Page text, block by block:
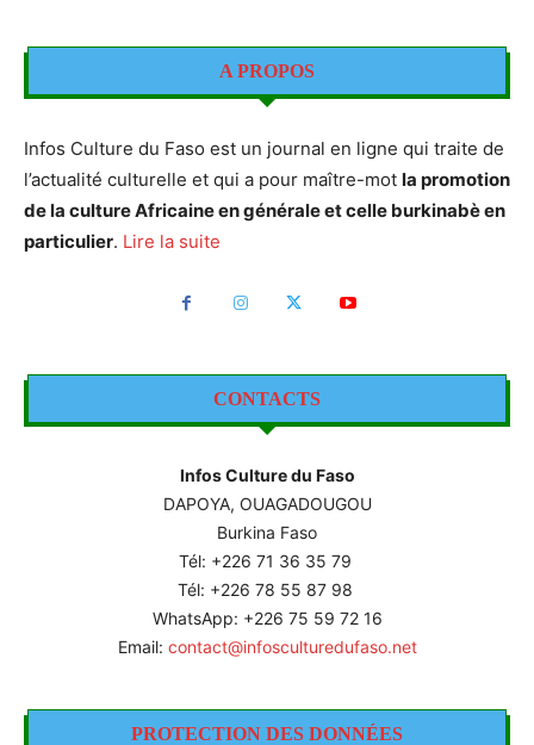
A PROPOS
Infos Culture du Faso est un journal en ligne qui traite de
l’actualité culturelle et qui a pour maître-mot la promotion
de la culture Africaine en générale et celle burkinabè en
particulier. Lire la suite
CONTACTS
Infos Culture du Faso
DAPOYA, OUAGADOUGOU
Burkina Faso
Tél: +226 71 36 35 79
Tél: +226 78 55 87 98
WhatsApp: +226 75 59 72 16
Email: contact@infosculturedufaso.net
PROTECTION DES DONNÉES